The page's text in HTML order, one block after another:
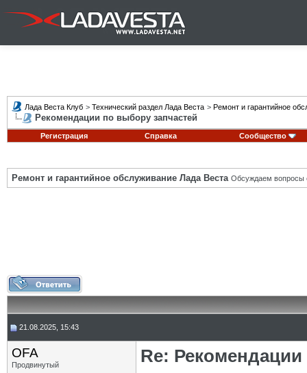
Лада Веста Клуб > Технический раздел Лада Веста > Ремонт и гарантийное
Рекомендации по выбору запчастей
Регистрация Справка Сообщество
Ремонт и гарантийное обслуживание Лада Веста Обсуждаем вопросы
21.08.2025, 15:43
OFA
Продвинутый Re: